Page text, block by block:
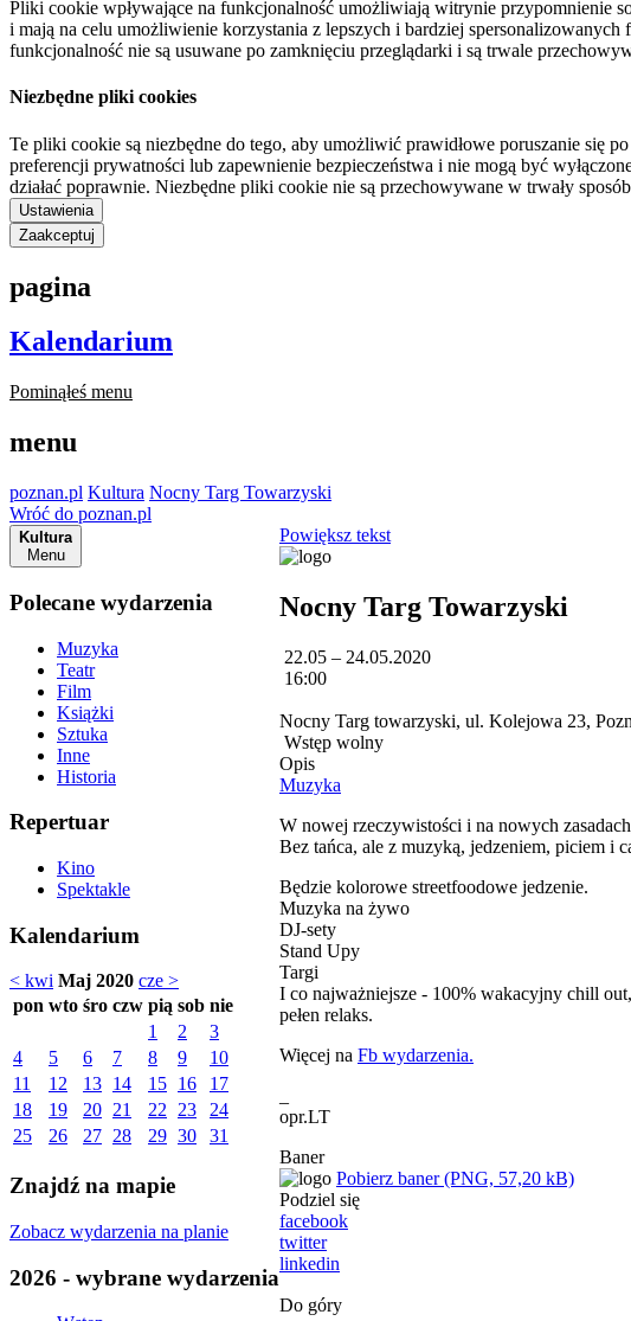
Pliki cookie wpływające na funkcjonalność umożliwiają witrynie
i mają na celu umożliwienie korzystania z lepszych i bardziej
funkcjonalność nie są usuwane po zamknięciu przeglądarki i są trwale
Niezbędne pliki cookies
Te pliki cookie są niezbędne do tego, aby umożliwić prawidłowe poruszanie się
preferencji prywatności lub zapewnienie bezpieczeństwa i nie mogą być
działać poprawnie. Niezbędne pliki cookie nie są przechowywane w trwały
Ustawienia
Zaakceptuj
pagina
Kalendarium
Pominąłeś menu
menu
poznan.pl Kultura Nocny Targ Towarzyski
Wróć do poznan.pl
Kultura
Menu
Polecane wydarzenia
Muzyka
Teatr
Film
Książki
Sztuka
Inne
Historia
Repertuar
Kino
Spektakle
Kalendarium
< kwi Maj 2020 cze >
pon wto śro czw pią sob nie
1
2
3
4
5 6 7 8 9
10
11
12 13 14 15 16
17
18
19 20 21 22 23
24
25
26 27 28 29 30 31
Znajdź na mapie
Zobacz wydarzenia na planie
2026 - wybrane wydarzenia
Powiększ tekst
Nocny Targ Towarzyski
22.05 – 24.05.2020
16:00
Nocny Targ towarzyski, ul. Kolejowa 23,
Wstęp wolny
Opis
Muzyka
W nowej rzeczywistości i na nowych
Bez tańca, ale z muzyką, jedzeniem, piciem i
Będzie kolorowe streetfoodowe jedzenie.
Muzyka na żywo
DJ-sety
Stand Upy
Targi
I co najważniejsze - 100% wakacyjny chill
pełen relaks.
Więcej na Fb wydarzenia.
opr.LT
Baner
Pobierz baner (PNG, 57,20 kB)
Podziel się
facebook
twitter
linkedin
Do góry